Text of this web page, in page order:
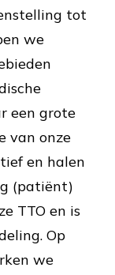
tot
we
een grote
van onze
en halen
(patiënt)
TTO en is
Op
we